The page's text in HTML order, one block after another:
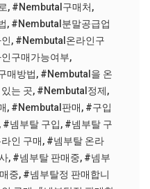
, #Nembutal구매처,
, #Nembutal분말공급업
, #Nembutal온라인구
구매가능여부,
매방법, #Nembutal을 온
는 곳, #Nembutal정제,
, #Nembutal판매, #구입
, #넴부탈 구입, #넴부탈 구
인 구매, #넴부탈 온라
, #넴부탈 판매중, #넴부
중, #넴부탈정 판매합니